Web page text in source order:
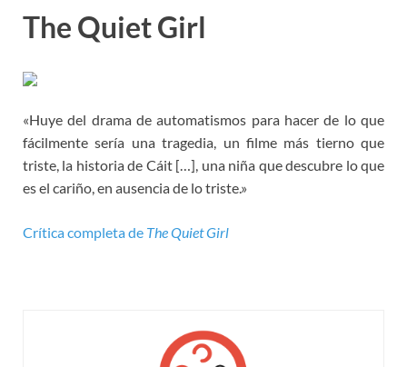
The Quiet Girl
«Huye del drama de automatismos para hacer de lo que
fácilmente sería una tragedia, un filme más tierno que
triste, la historia de Cáit […], una niña que descubre lo que
es el cariño, en ausencia de lo triste.»
Crítica completa de The Quiet Girl